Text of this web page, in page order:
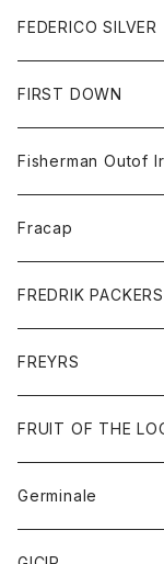
セーター
ショートパンツ
パンツ
レディース
コート
ジャケット
Tシャツ
ボトム
ジャケット
スエットシャツ
ボトム
スエットパンツ
グッズ
帽子
FEDERICO SILVER
アクセサリー
FIRST DOWN
Fisherman Outof
ニット
Fracap
グッズ
靴
FREDRIK PACKERS
アクセサリー
バッグ
FREYRS
サングラス
FRUIT OF THE
アウター
パーカー
Germinale